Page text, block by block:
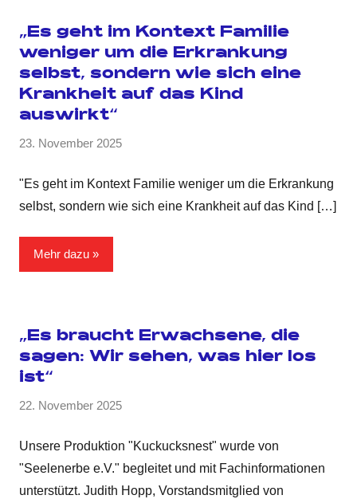
„Es geht im Kontext Familie
weniger um die Erkrankung
selbst, sondern wie sich eine
Krankheit auf das Kind
auswirkt“
23. November 2025
"Es geht im Kontext Familie weniger um die Erkrankung
selbst, sondern wie sich eine Krankheit auf das Kind […]
Mehr dazu
„Es braucht Erwachsene, die
sagen: Wir sehen, was hier los
ist“
22. November 2025
Unsere Produktion "Kuckucksnest" wurde von
"Seelenerbe e.V." begleitet und mit Fachinformationen
unterstützt. Judith Hopp, Vorstandsmitglied von